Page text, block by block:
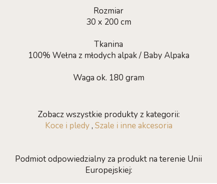
Rozmiar
30 x 200 cm
Tkanina
100% Wełna z młodych alpak / Baby Alpaka
Waga ok. 180 gram
Zobacz wszystkie produkty z kategorii:
Koce i pledy, Szale i inne akcesoria
Podmiot odpowiedzialny za produkt na terenie Unii
Europejskiej: